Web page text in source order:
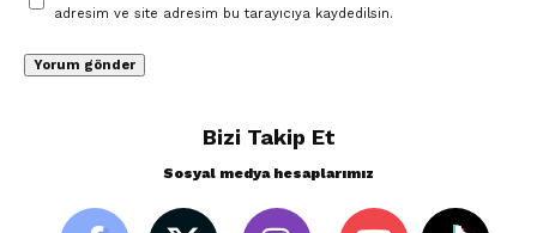
adresim ve site adresim bu tarayıcıya kaydedilsin.
Bizi Takip Et
Sosyal medya hesaplarımız